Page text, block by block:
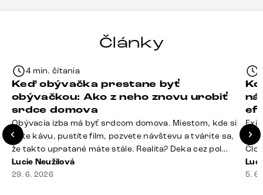
Články
4 min. čítania
Keď obývačka prestane byť
obývačkou: Ako z neho znovu urobiť
srdce domova
Obývacia izba má byť srdcom domova. Miestom, kde si
dáte kávu, pustíte film, pozvete návštevu a tvárite sa,
že takto upratané máte stále. Realita? Deka cez pol
sedačky, ovládač záhadne zmizol, konferenčný stolík
slúži ako odkladisko všetkého od účteniek po balzam
Lucie Neužilová
29. 6. 2026
si
5.